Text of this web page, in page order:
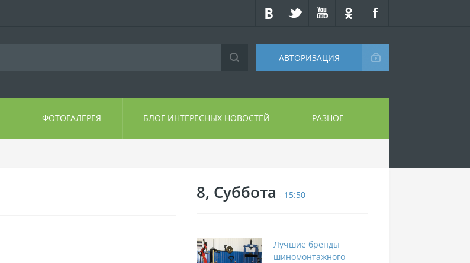
АВТОРИЗАЦИЯ
ФОТОГАЛЕРЕЯ БЛОГ ИНТЕРЕСНЫХ НОВОСТЕЙ РАЗНОЕ
8, Суббота - 15:50
Лучшие бренды
шиномонтажного